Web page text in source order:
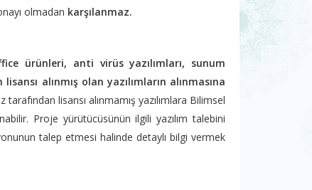
olmadan karşılanmaz.
ürünleri, anti virüs yazılımları, sunum
alınmış olan yazılımların alınmasına
lisansı alınmamış yazılımlara Bilimsel
Proje yürütücüsünün ilgili yazılım talebini
talep etmesi halinde detaylı bilgi vermek